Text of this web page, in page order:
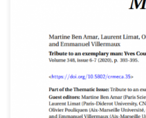
Comptes RendusMécanique
exemplary man: Yves Couder
395. Click on the image to
pour accéder à l'article